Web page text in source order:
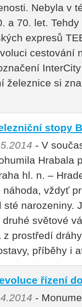
Nebyla v
a 70. let.
expresů
cestování
železnice si
stopy
- V
Hrabala
hl. n. –
náhoda, vždyť
narozeniny.
světové
prostředí
příběhy i
řízení
-